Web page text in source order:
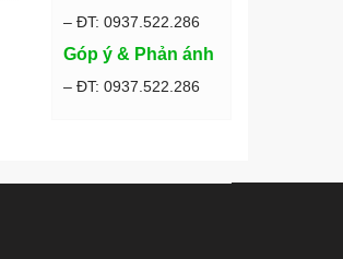
– ĐT: 0937.522.286
Góp ý & Phản ánh
– ĐT: 0937.522.286